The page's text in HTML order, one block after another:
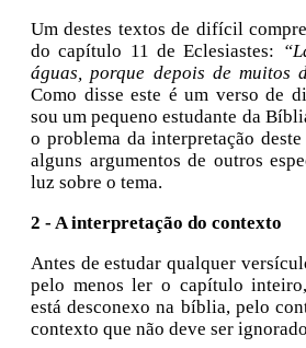
Um destes textos de difícil
do capítulo 11 de Eclesiastes:
águas, porque depois de muitos
Como disse este é um verso de
sou um pequeno estudante da
o problema da interpretação
alguns argumentos de outros
luz sobre o tema.
2 - A interpretação do contexto
Antes de estudar qualquer
pelo menos ler o capítulo
está desconexo na bíblia, pelo
contexto que não deve ser